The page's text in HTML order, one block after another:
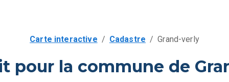
Carte interactive / Cadastre / Grand-verly
pour la commune de